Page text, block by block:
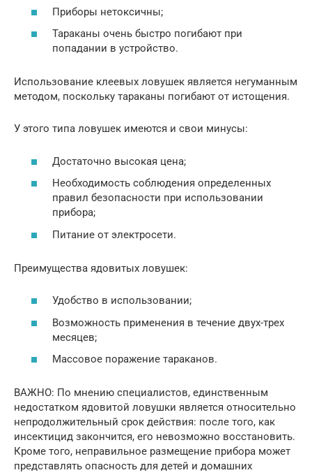
Приборы нетоксичны;
Тараканы очень быстро погибают при
попадании в устройство.
Использование клеевых ловушек является негуманным
методом, поскольку тараканы погибают от истощения.
У этого типа ловушек имеются и свои минусы:
Достаточно высокая цена;
Необходимость соблюдения определенных
правил безопасности при использовании
прибора;
Питание от электросети.
Преимущества ядовитых ловушек:
Удобство в использовании;
Возможность применения в течение двух-трех
месяцев;
Массовое поражение тараканов.
ВАЖНО: По мнению специалистов, единственным
недостатком ядовитой ловушки является относительно
непродолжительный срок действия: после того, как
инсектицид закончится, его невозможно восстановить.
Кроме того, неправильное размещение прибора может
представлять опасность для детей и домашних